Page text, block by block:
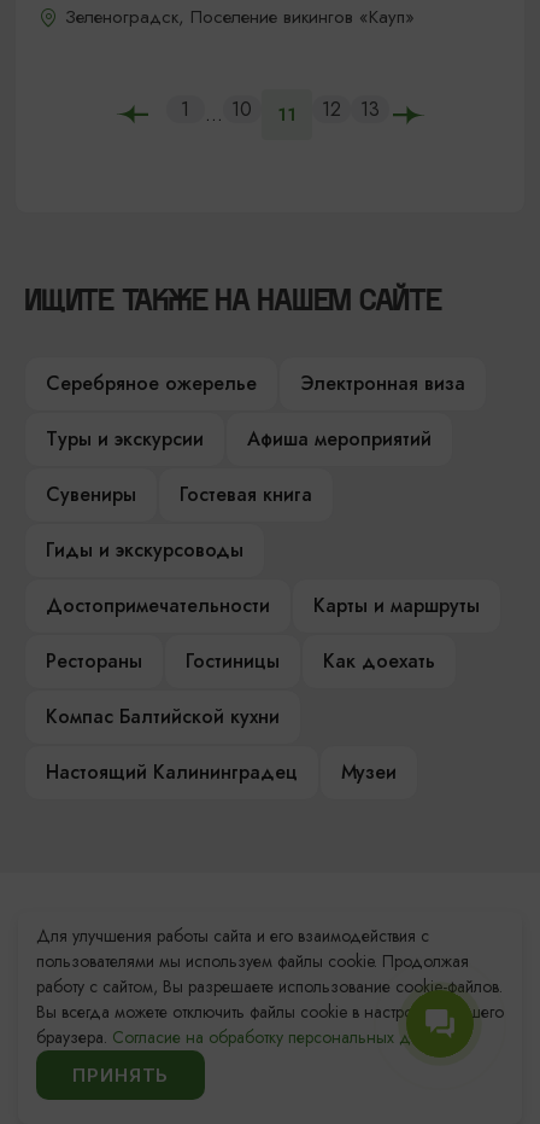
Зеленоградск, Поселение викингов «Кауп»
1 ... 10 11 12 13
ИЩИТЕ ТАКЖЕ НА НАШЕМ САЙТЕ
Серебряное ожерелье
Электронная виза
Туры и экскурсии
Афиша мероприятий
Сувениры
Гостевая книга
Гиды и экскурсоводы
Достопримечательности
Карты и маршруты
Рестораны
Гостиницы
Как доехать
Компас Балтийской кухни
Настоящий Калининградец
Музеи
Контакты Туристского
информационного центра
+7 (4012) 555-200
8 (800) 200-55-39
info@visit-kaliningrad.ru
Для улучшения работы сайта и его взаимодействия с
пользователями мы используем файлы cookie. Продолжая
работу с сайтом, Вы разрешаете использование cookie-файлов.
Вы всегда можете отключить файлы cookie в настройках Вашего
браузера. Согласие на обработку персональных данных.
ПРИНЯТЬ